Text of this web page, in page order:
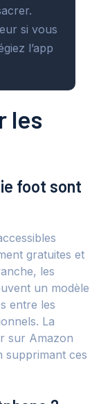
si vous
l’app
les
foot sont
gratuites et
les
un modèle
entre les
La
sur Amazon
supprimant ces